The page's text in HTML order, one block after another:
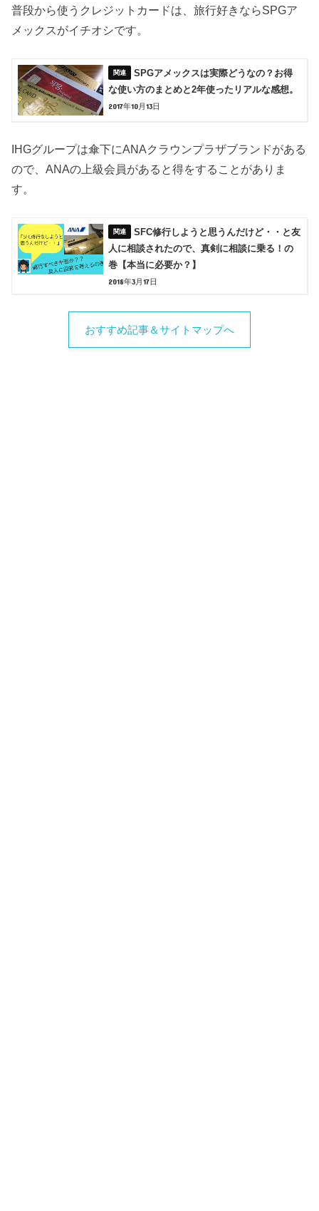
普段から使うクレジットカードは、旅行好きならSPGア
メックスがイチオシです。
SPGアメックスは実際どうなの？お得
な使い方のまとめと2年使ったリアルな感想。
2017年10月13日
IHGグループは傘下にANAクラウンプラザブランドがある
ので、ANAの上級会員があると得をすることがありま
す。
SFC修行しようと思うんだけど・・と友
人に相談されたので、真剣に相談に乗る！の
巻【本当に必要か？】
2018年3月17日
おすすめ記事＆サイトマップへ